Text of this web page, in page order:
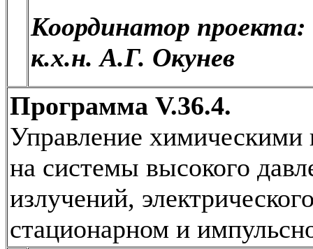
Координатор проекта:
к.х.н. А.Г. Окунев
Программа V.36.4.
Управление химическими
на системы высокого
излучений,
стационарном и